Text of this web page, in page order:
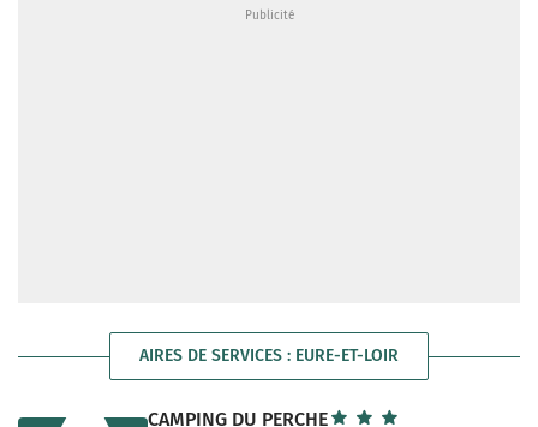
AIRES DE SERVICES : EURE-ET-LOIR
CAMPING DU PERCHE